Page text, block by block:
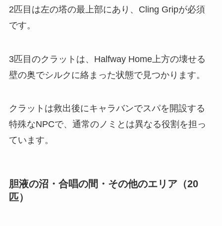
2匹目は左の塔の最上部にあり、Cling Gripが必須
です。
3匹目のクラットは、Halfway Home上方の壊せる
壁の奥でシルクに絡まった状態で見つかります。
クラットは救出後にキャラバンでスパを開設する
特殊なNPCで、通常のノミとは異なる役割を担っ
ています。
胆液の沼・合唱の間・その他のエリア（20
匹）